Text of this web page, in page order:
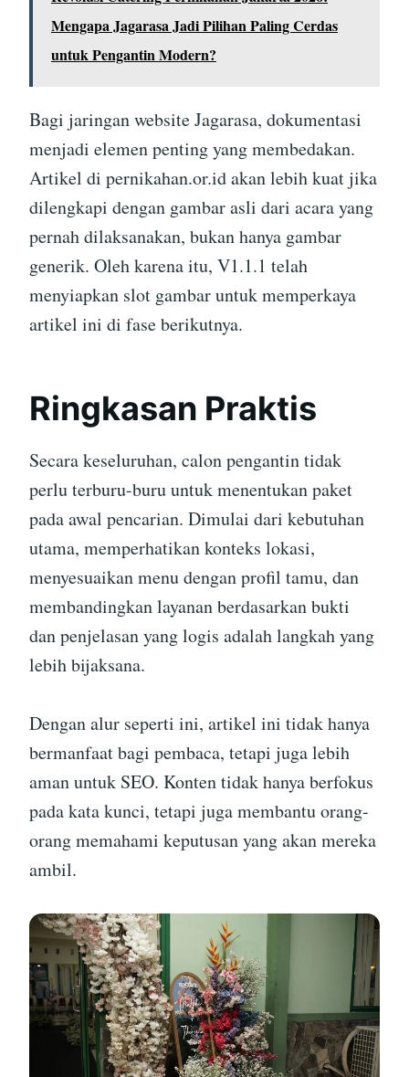
Mengapa Jagarasa Jadi Pilihan Paling Cerdas
untuk Pengantin Modern?
Bagi jaringan website Jagarasa, dokumentasi
menjadi elemen penting yang membedakan.
Artikel di pernikahan.or.id akan lebih kuat jika
dilengkapi dengan gambar asli dari acara yang
pernah dilaksanakan, bukan hanya gambar
generik. Oleh karena itu, V1.1.1 telah
menyiapkan slot gambar untuk memperkaya
artikel ini di fase berikutnya.
Ringkasan Praktis
Secara keseluruhan, calon pengantin tidak
perlu terburu-buru untuk menentukan paket
pada awal pencarian. Dimulai dari kebutuhan
utama, memperhatikan konteks lokasi,
menyesuaikan menu dengan profil tamu, dan
membandingkan layanan berdasarkan bukti
dan penjelasan yang logis adalah langkah yang
lebih bijaksana.
Dengan alur seperti ini, artikel ini tidak hanya
bermanfaat bagi pembaca, tetapi juga lebih
aman untuk SEO. Konten tidak hanya berfokus
pada kata kunci, tetapi juga membantu orang-
orang memahami keputusan yang akan mereka
ambil.